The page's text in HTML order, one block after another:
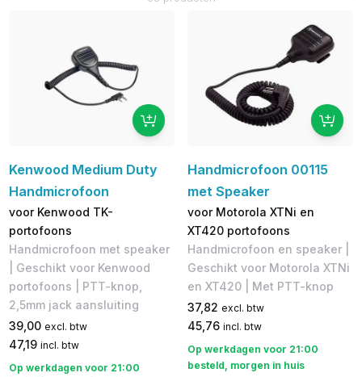
Kenwood Medium Duty
Handmicrofoon
voor Kenwood TK-
portofoons
Handmicrofoon met speaker
| Geschikt voor Kenwood
portofoons | PTT-knop,
2,5mm jack aansluiting
39,00 excl. btw
47,19 incl. btw
Op werkdagen voor 21:00
Handmicrofoon 00115
met Speaker
voor Motorola XTNi en
XT420 portofoons
Handmicrofoon en speaker |
Geschikt voor Motorola XTNi
en XT420 | Met PTT-knop
37,82 excl. btw
45,76 incl. btw
Op werkdagen voor 21:00
besteld, morgen in huis